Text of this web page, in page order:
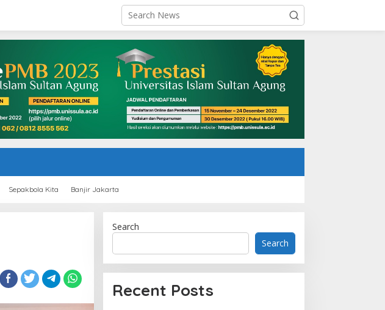
Sepakbola Kita Banjir Jakarta
Search
Search
Recent Posts